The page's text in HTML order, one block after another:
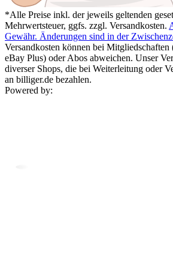
*Alle Preise inkl. der jeweils geltenden
Mehrwertsteuer, ggfs. zzgl. Versandkosten.
Gewähr. Änderungen sind in der
Versandkosten können bei
eBay Plus) oder Abos abweichen. Unser
diverser Shops, die bei Weiterleitung oder
an billiger.de bezahlen.
Powered by: